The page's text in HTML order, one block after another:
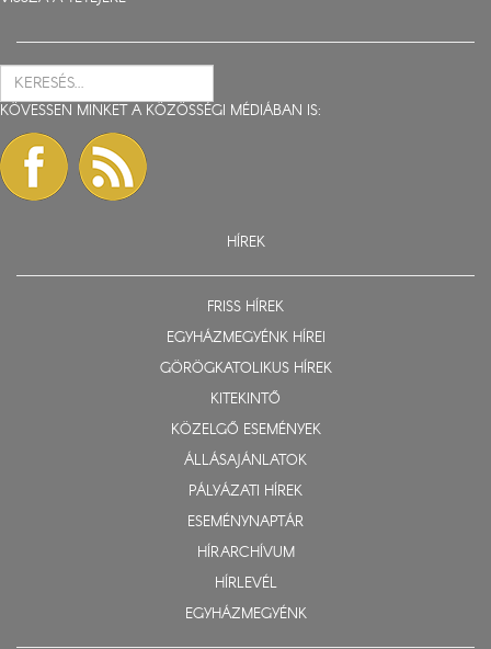
KÖVESSEN MINKET A KÖZÖSSÉGI MÉDIÁBAN IS:
HÍREK
FRISS HÍREK
EGYHÁZMEGYÉNK HÍREI
GÖRÖGKATOLIKUS HÍREK
KITEKINTŐ
KÖZELGŐ ESEMÉNYEK
ÁLLÁSAJÁNLATOK
PÁLYÁZATI HÍREK
ESEMÉNYNAPTÁR
HÍRARCHÍVUM
HÍRLEVÉL
EGYHÁZMEGYÉNK